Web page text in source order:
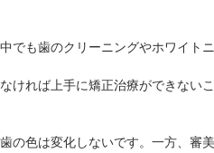
でも歯のクリーニングやホワイト
ければ上手に矯正治療ができない
の色は変化しないです。一方、審